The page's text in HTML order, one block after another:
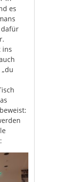
es
dafür
ins